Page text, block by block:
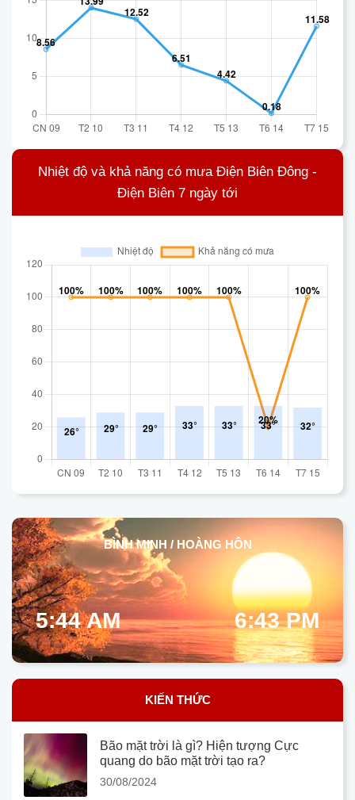
Nhiệt độ và khả năng có mưa Điện Biên Đông -
Điện Biên 7 ngày tới
BÌNH MINH / HOÀNG HÔN
5:44 AM 6:43 PM
KIẾN THỨC
Bão mặt trời là gì? Hiện tượng Cực
quang do bão mặt trời tạo ra?
30/08/2024